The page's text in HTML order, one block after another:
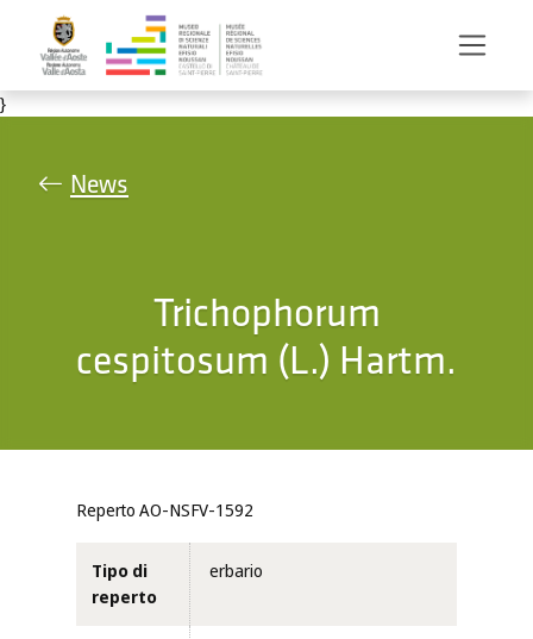
Salta al contenuto principale
}
News
Trichophorum
cespitosum (L.) Hartm.
Reperto AO-NSFV-1592
Tipo di
reperto
erbario